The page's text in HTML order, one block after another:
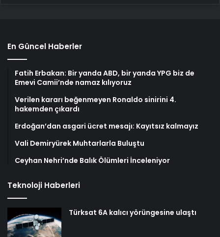
En Güncel Haberler
Fatih Erbakan: Bir yanda ABD, bir yanda YPG biz de
Emevi Camii’nde namaz kılıyoruz
Verilen kararı beğenmeyen Ronaldo sinirini 4.
hakemden çıkardı
Erdoğan’dan asgari ücret mesajı: Kayıtsız kalmayız
Vali Demiryürek Muhtarlarla Buluştu
Ceyhan Nehri’nde Balık Ölümleri İnceleniyor
Teknoloji Haberleri
Türksat 6A kalıcı yörüngesine ulaştı